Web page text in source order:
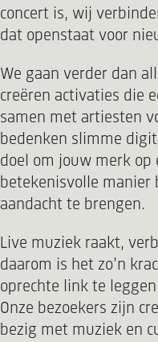
concert is, wij
dat openstaat voor
We gaan verder dan
creëren activaties die
samen met artiesten
bedenken slimme
doel om jouw merk op
betekenisvolle manier
aandacht te brengen.
Live muziek raakt,
daarom is het zo’n
oprechte link te
Onze bezoekers zijn
bezig met muziek en